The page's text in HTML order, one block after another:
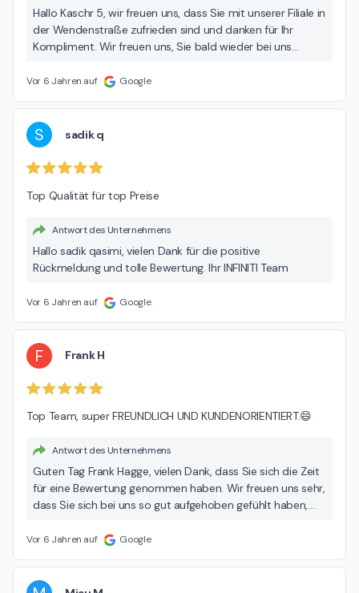
Hallo Kaschr 5, wir freuen uns, dass Sie mit unserer Filiale in
der Wendenstraße zufrieden sind und danken für Ihr
Kompliment. Wir freuen uns, Sie bald wieder bei uns
Vor 6 Jahren auf Google
S sadik q
Top Qualität für top Preise
Antwort des Unternehmens
Hallo sadik qasimi, vielen Dank für die positive
Rückmeldung und tolle Bewertung. Ihr INFINITI Team
Vor 6 Jahren auf Google
F Frank H
Top Team, super FREUNDLICH UND KUNDENORIENTIERT.😄
Antwort des Unternehmens
Guten Tag Frank Hagge, vielen Dank, dass Sie sich die Zeit
für eine Bewertung genommen haben. Wir freuen uns sehr,
dass Sie sich bei uns so gut aufgehoben gefühlt haben,
Ihnen eine schöne Restwoche und bleiben Sie gesund! Ihr
Vor 6 Jahren auf Google